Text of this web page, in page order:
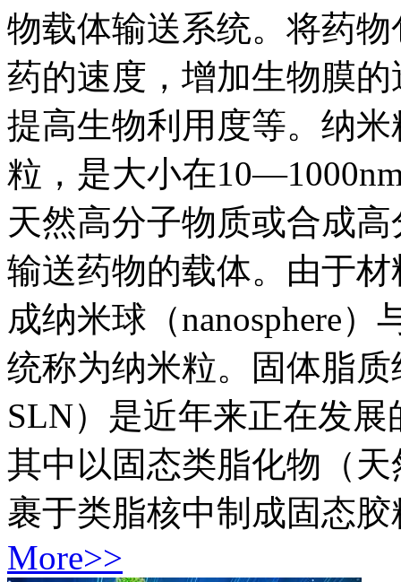
物载体输送系统。将药
药的速度，增加生物膜
提高生物利用度等。纳米
粒，是大小在
天然高分子物质或合成
输送药物的载体。由于
成纳米球（nanosphere）
统称为纳米粒。固体脂质
SLN）是近年来正在发
其中以固态类脂化物（
裹于类脂核中制成固态
More>>